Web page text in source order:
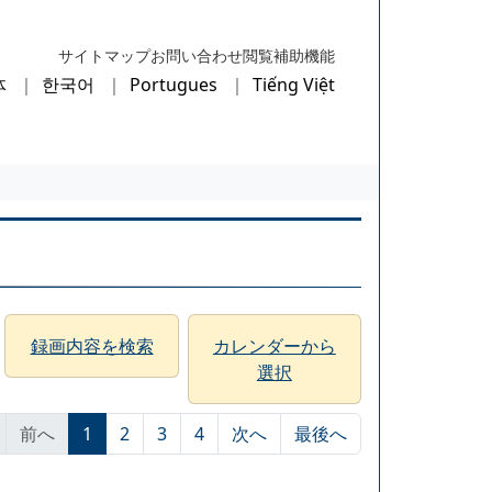
サイトマップお問い合わせ閲覧補助機能
한국어 Portugues Tiếng Việt
録画内容を検索
カレンダーから
選択
前へ 1 2 3 4 次へ 最後へ